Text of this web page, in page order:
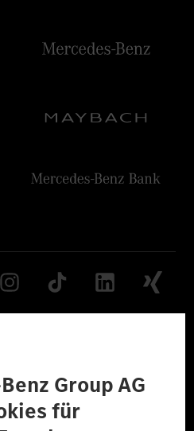
Rechte vorbehalten.